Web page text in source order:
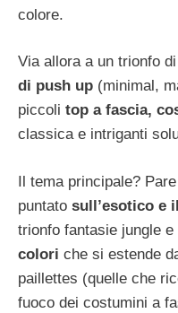
colore.
Via allora a un trionfo di
di push up (minimal,
piccoli top a fascia,
classica e intriganti
Il tema principale?
puntato sull’esotico e
trionfo fantasie jungle
colori che si estende
paillettes (quelle che
fuoco dei costumini a